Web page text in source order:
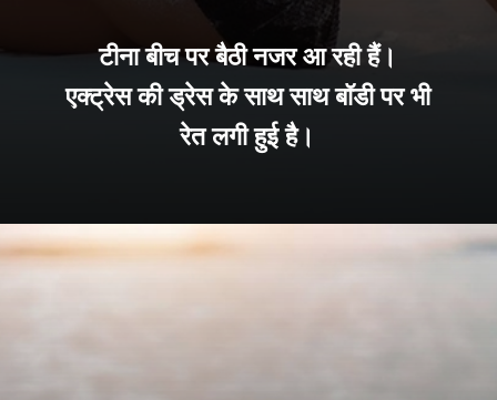
टीना बीच पर बैठी नजर आ रही हैं।
एक्ट्रेस की ड्रेस के साथ साथ बॉडी पर भी
रेत लगी हुई है।